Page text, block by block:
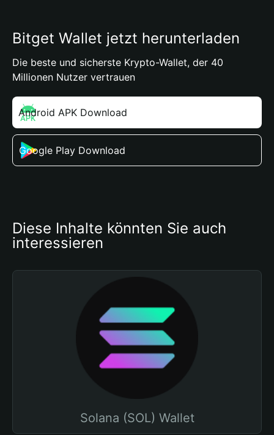
Bitget Wallet jetzt herunterladen
Die beste und sicherste Krypto-Wallet, der 40
Millionen Nutzer vertrauen
Android APK Download
Google Play Download
Diese Inhalte könnten Sie auch
interessieren
Solana (SOL) Wallet